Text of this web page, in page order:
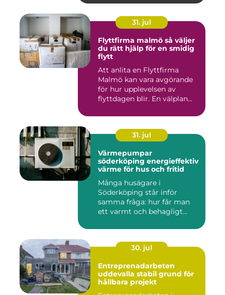
31. jul
Flyttfirma malmö så väljer
du rätt hjälp för en smidig
flytt
Att anlita en Flyttfirma
Malmö kan vara avgörande
för hur upplevelsen av
flyttdagen blir. En välplan...
31. jul
Värmepumpar
söderköping energieffektiv
värme för hus och fritid
Många husägare i
Söderköping står inför
samma fråga: hur får man
ett varmt och behagligt
30. jul
Entreprenadarbeten
uddevalla stabil grund för
hållbara projekt